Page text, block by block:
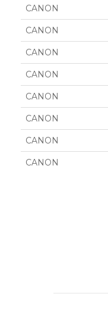
CANON
CANON
CANON
CANON
CANON
CANON
CANON
CANON